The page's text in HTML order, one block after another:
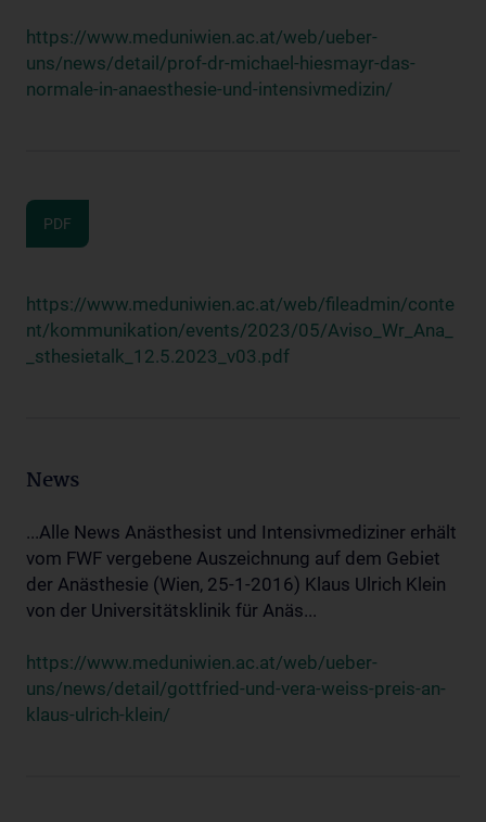
https://www.meduniwien.ac.at/web/ueber-
uns/news/detail/prof-dr-michael-hiesmayr-das-
normale-in-anaesthesie-und-intensivmedizin/
PDF
https://www.meduniwien.ac.at/web/fileadmin/conte
nt/kommunikation/events/2023/05/Aviso_Wr_Ana_
_sthesietalk_12.5.2023_v03.pdf
News
...Alle News Anästhesist und Intensivmediziner erhält
vom FWF vergebene Auszeichnung auf dem Gebiet
der Anästhesie (Wien, 25-1-2016) Klaus Ulrich Klein
von der Universitätsklinik für Anäs...
https://www.meduniwien.ac.at/web/ueber-
uns/news/detail/gottfried-und-vera-weiss-preis-an-
klaus-ulrich-klein/